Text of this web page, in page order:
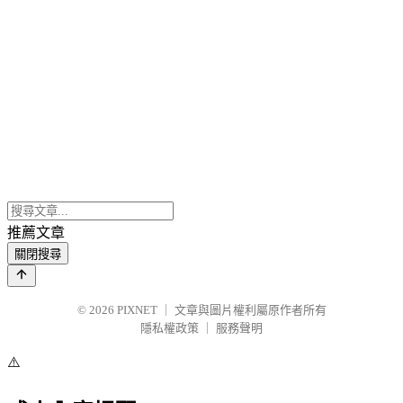
推薦文章
關閉搜尋
© 2026 PIXNET
文章與圖片權利屬原作者所有
隱私權政策
服務聲明
⚠️